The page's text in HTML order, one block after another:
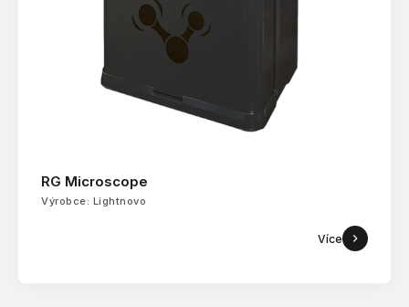
RG Microscope
Výrobce: Lightnovo
Více